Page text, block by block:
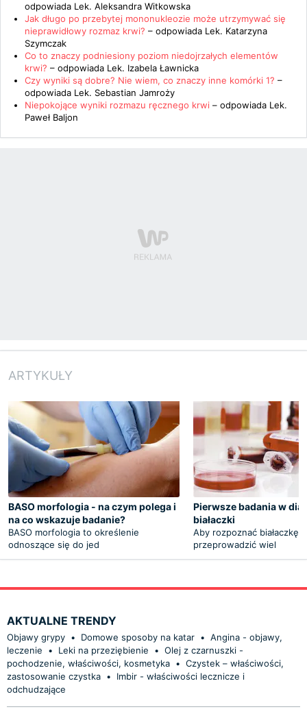
odpowiada Lek. Aleksandra Witkowska
Jak długo po przebytej mononukleozie może utrzymywać się
nieprawidłowy rozmaz krwi? – odpowiada Lek. Katarzyna
Szymczak
Co to znaczy podniesiony poziom niedojrzałych elementów
krwi? – odpowiada Lek. Izabela Ławnicka
Czy wyniki są dobre? Nie wiem, co znaczy inne komórki 1? –
odpowiada Lek. Sebastian Jamroży
Niepokojące wyniki rozmazu ręcznego krwi – odpowiada Lek.
Paweł Baljon
ARTYKUŁY
BASO morfologia - na czym polega i
na co wskazuje badanie?
BASO morfologia to określenie
odnoszące się do jed
Pierwsze badania w
białaczki
Aby rozpoznać białaczkę,
przeprowadzić wiel
AKTUALNE TRENDY
Objawy grypy • Domowe sposoby na katar • Angina - objawy,
leczenie
• Leki na przeziębienie • Olej z czarnuszki -
pochodzenie, właściwości, kosmetyka • Czystek – właściwości,
zastosowanie czystka •
Imbir - właściwości lecznicze i
odchudzające